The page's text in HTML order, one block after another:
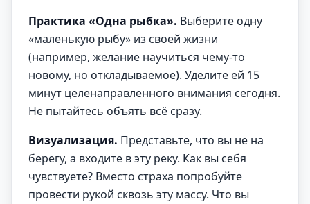
Практика «Одна рыбка». Выберите одну
«маленькую рыбу» из своей жизни
(например, желание научиться чему-то
новому, но откладываемое). Уделите ей 15
минут целенаправленного внимания сегодня.
Не пытайтесь объять всё сразу.
Визуализация. Представьте, что вы не на
берегу, а входите в эту реку. Как вы себя
чувствуете? Вместо страха попробуйте
провести рукой сквозь эту массу. Что вы